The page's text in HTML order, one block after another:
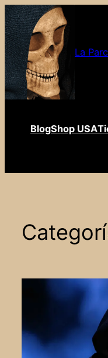
Saltar
al
contenido
La
BlogShop USA